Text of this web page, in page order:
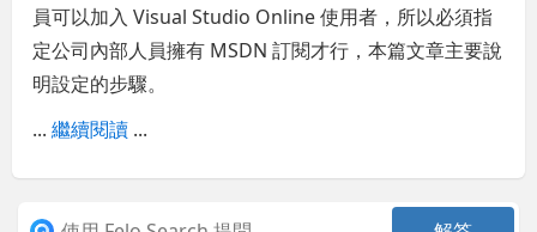
員可以加入 Visual Studio Online 使用者，所以必須指
定公司內部人員擁有 MSDN 訂閱才行，本篇文章主要說
明設定的步驟。
...繼續閱讀 ...